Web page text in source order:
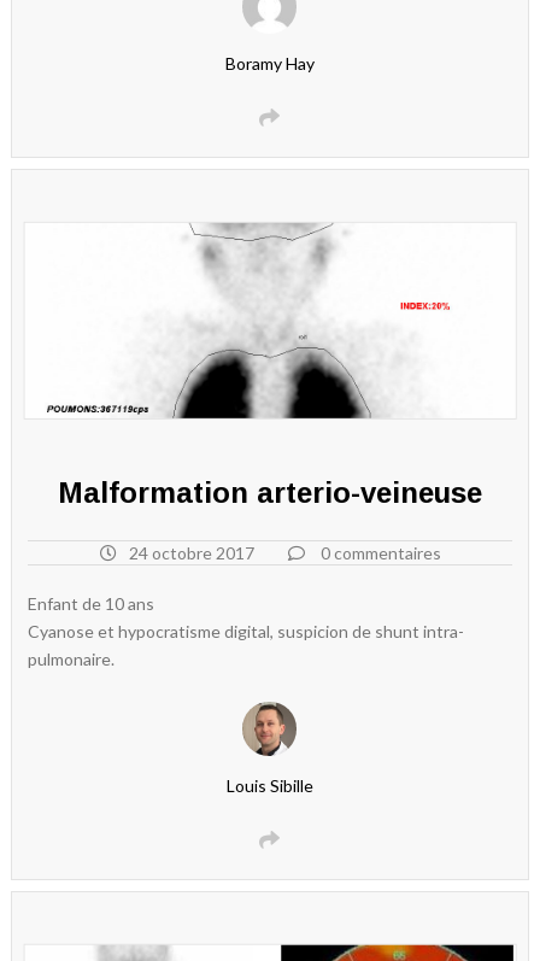
Boramy Hay
Malformation arterio-veineuse
24 octobre 2017 0 commentaires
Enfant de 10 ans
Cyanose et hypocratisme digital, suspicion de shunt intra-
pulmonaire.
Louis Sibille